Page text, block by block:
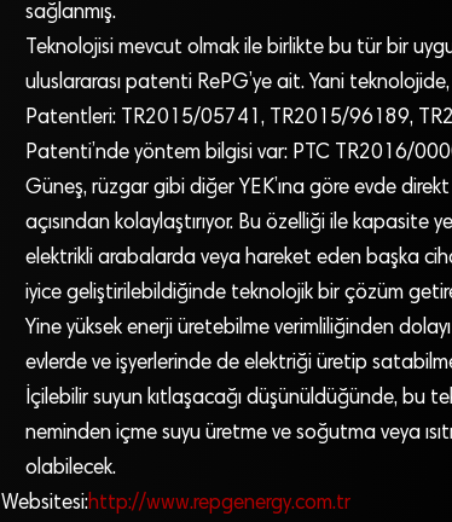
sağlanmış.
Teknolojisi mevcut olmak ile birlikte bu tür bir
uluslararası patenti RePG’ye ait. Yani
Patentleri: TR2015/05741, TR2015/96189,
Patenti’nde yöntem bilgisi var: PTC TR2016/
Güneş, rüzgar gibi diğer YEK’ına göre evde direkt
açısından kolaylaştırıyor. Bu özelliği ile kapasite
elektrikli arabalarda veya hareket eden başka
iyice geliştirilebildiğinde teknolojik bir çözüm
Yine yüksek enerji üretebilme verimliliğinden
evlerde ve işyerlerinde de elektriği üretip
İçilebilir suyun kıtlaşacağı düşünüldüğünde, bu
neminden içme suyu üretme ve soğutma veya
olabilecek.
Websitesi:http://www.repgenergy.com.tr